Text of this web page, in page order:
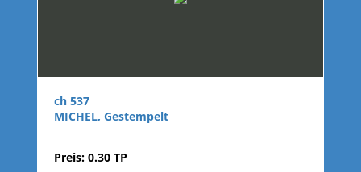
ch 537
MICHEL, Gestempelt
Preis: 0.30 TP